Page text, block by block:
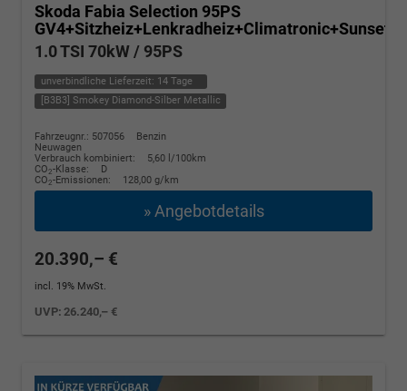
Skoda Fabia Selection 95PS
1.0 TSI 70kW / 95PS
unverbindliche Lieferzeit: 14 Tage
[B3B3] Smokey Diamond-Silber Metallic
Fahrzeugnr.: 507056
Benzin
Neuwagen
Verbrauch kombiniert:
5,60 l/100km
CO2-Klasse:
D
CO2-Emissionen: 128,00 g/km
» Angebotdetails
20.390,– €
incl. 19% MwSt.
UVP:26.240,– €